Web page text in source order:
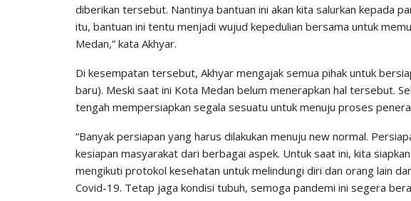
diberikan tersebut. Nantinya bantuan ini akan kita salurkan kepada
itu, bantuan ini tentu menjadi wujud kepedulian bersama untuk
Medan,” kata Akhyar.
Di kesempatan tersebut, Akhyar mengajak semua pihak untuk
baru). Meski saat ini Kota Medan belum menerapkan hal tersebut.
tengah mempersiapkan segala sesuatu untuk menuju proses
“Banyak persiapan yang harus dilakukan menuju new normal.
kesiapan masyarakat dari berbagai aspek. Untuk saat ini, kita
mengikuti protokol kesehatan untuk melindungi diri dan orang lain
Covid-19. Tetap jaga kondisi tubuh, semoga pandemi ini segera